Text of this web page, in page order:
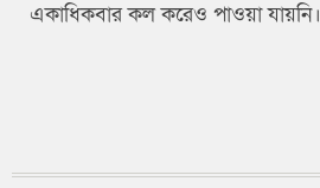
একাধিকবার কল করেও পাওয়া যায়নি।